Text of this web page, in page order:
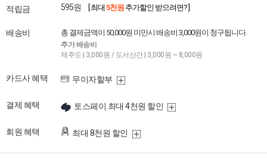
적립금 595원 [ 최대 5천원 추가할인 받으려면? ]
배송비 총 결제금액이 50,000원 미만시 배송비 3,000원이 청구됩니다.
추가 배송비
제주도 | 3,000원 / 도서산간 | 3,000원 ~ 8,000원
카드사 혜택 무이자할부
결제 혜택 토스페이 최대 4천원 할인
회원 혜택 최대 8천원 할인